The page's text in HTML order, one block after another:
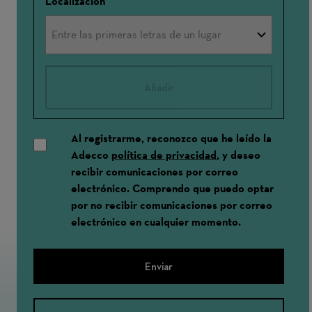
Al registrarme, reconozco que he leído la
Adecco política de privacidad, y deseo
recibir comunicaciones por correo
electrónico. Comprendo que puedo optar
por no recibir comunicaciones por correo
electrónico en cualquier momento.
Enviar